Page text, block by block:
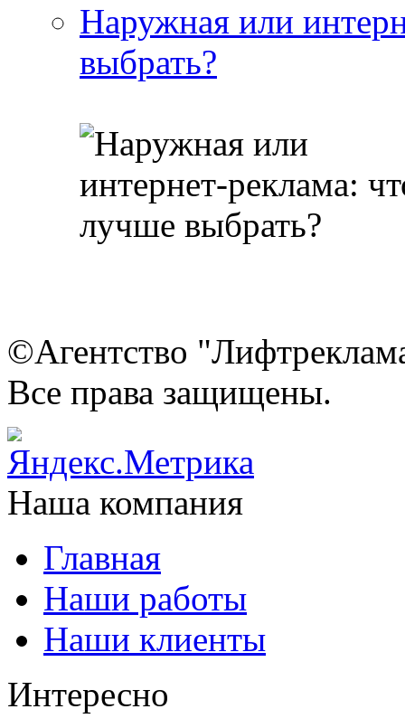
Наружная или
выбрать?
©Агентство
Все права защищены.
Наша компания
Главная
Наши работы
Наши клиенты
Интересно